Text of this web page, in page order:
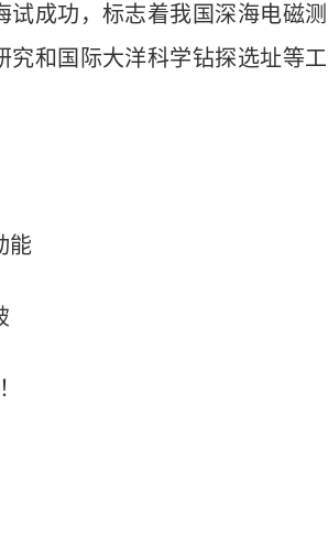
成功，标志着我国深海电磁测
和国际大洋科学钻探选址等工
能